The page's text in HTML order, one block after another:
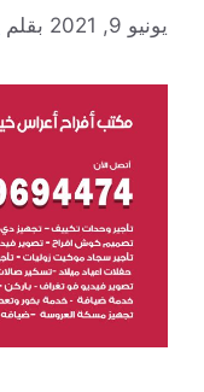
يونيو 9, 2021 بقلم